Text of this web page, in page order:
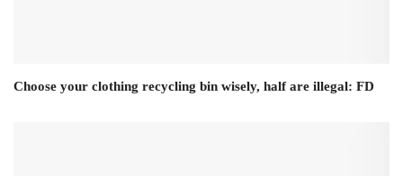
Choose your clothing recycling bin wisely, half are illegal: FD